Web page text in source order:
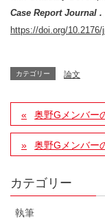
Case Report Journal .
https://doi.org/
カテゴリー 論文
奥野Gメンバー
奥野Gメンバー
カテゴリー
執筆